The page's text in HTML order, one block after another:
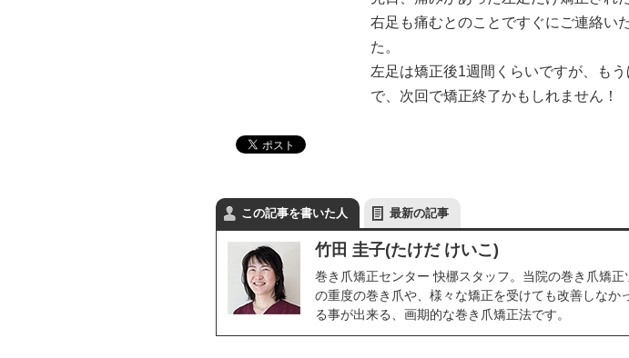
右足も痛むとのことですぐにご連絡い
た。
左足は矯正後1週間くらいですが、も
で、次回で矯正終了かもしれません！
この記事を書いた人 最新の記事
竹田 圭子(たけだ けいこ)
巻き爪矯正センター 快梛スタッフ。当院の巻き爪矯
の重度の巻き爪や、様々な矯正を受けても改善しなか
る事が出来る、画期的な巻き爪矯正法です。